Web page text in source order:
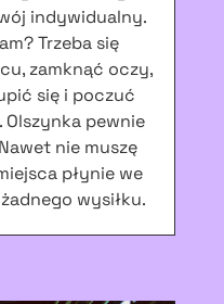
indywidualny.
Trzeba się
zamknąć oczy,
się i poczuć
Olszynka pewnie
nie muszę
płynie we
wysiłku.